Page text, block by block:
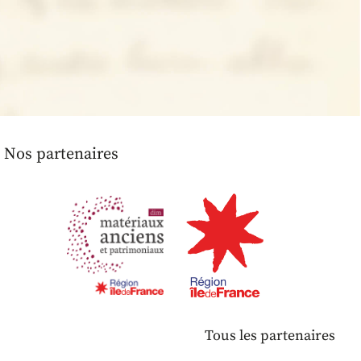
Nos partenaires
Tous les partenaires